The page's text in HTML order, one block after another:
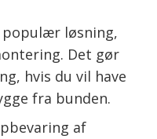
populær løsning,
Det gør
hvis du vil have
fra bunden.
af